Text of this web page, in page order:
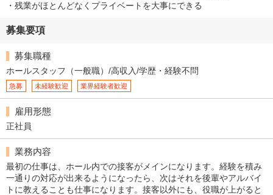
・残業がほとんどなくプライベートを大事にできる
募集要項
募集職種
ホールスタッフ（一般職）/高収入/学歴・経験不問
急募 未経験歓迎 業界経験者歓迎
雇用形態
正社員
業務内容
最初の仕事は、ホール内での接客がメインになります。経験を積み
一通りの対応が出来るようになったら、次はそれを後輩やアルバイ
トに教えることも仕事になります。接客以外にも、役職が上がると